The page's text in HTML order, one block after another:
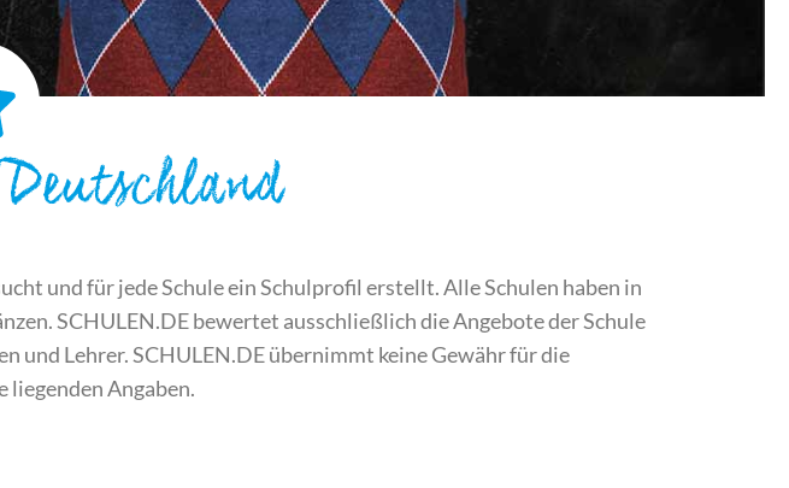
und für jede Schule ein Schulprofil erstellt. Alle Schulen haben in
SCHULEN.DE bewertet ausschließlich die Angebote der Schule
und Lehrer. SCHULEN.DE übernimmt keine Gewähr für die
Angaben.